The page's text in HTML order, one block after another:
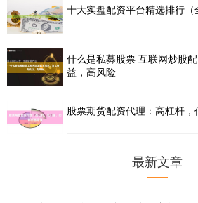
十大实盘配资平台精选排行（
什么是私募股票 互联网炒股
益，高风险
股票期货配资代理：高杠杆
最新文章